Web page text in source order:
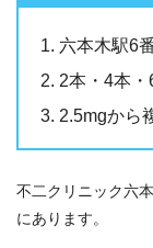
六本木駅6
2本・4本
2.5mgから
不二クリニック六
にあります。